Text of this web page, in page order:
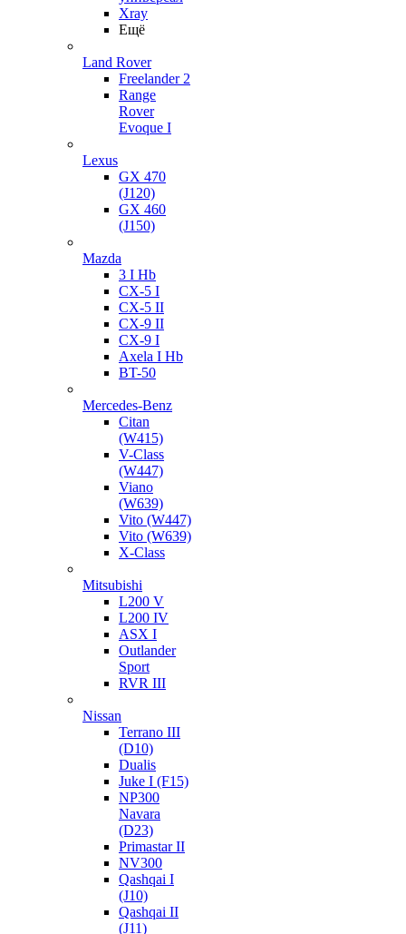
Xray
Ещё
Land Rover
Freelander 2
Range
Rover
Evoque I
Lexus
GX 470
(J120)
GX 460
(J150)
Mazda
3 I Hb
CX-5 I
CX-5 II
CX-9 II
CX-9 I
Axela I Hb
BT-50
Mercedes-Benz
Citan
(W415)
V-Class
(W447)
Viano
(W639)
Vito (W447)
Vito (W639)
X-Class
Mitsubishi
L200 V
L200 IV
ASX I
Outlander
Sport
RVR III
Nissan
Terrano III
(D10)
Dualis
Juke I (F15)
NP300
Navara
(D23)
Primastar II
NV300
Qashqai I
(J10)
Qashqai II
(J11)